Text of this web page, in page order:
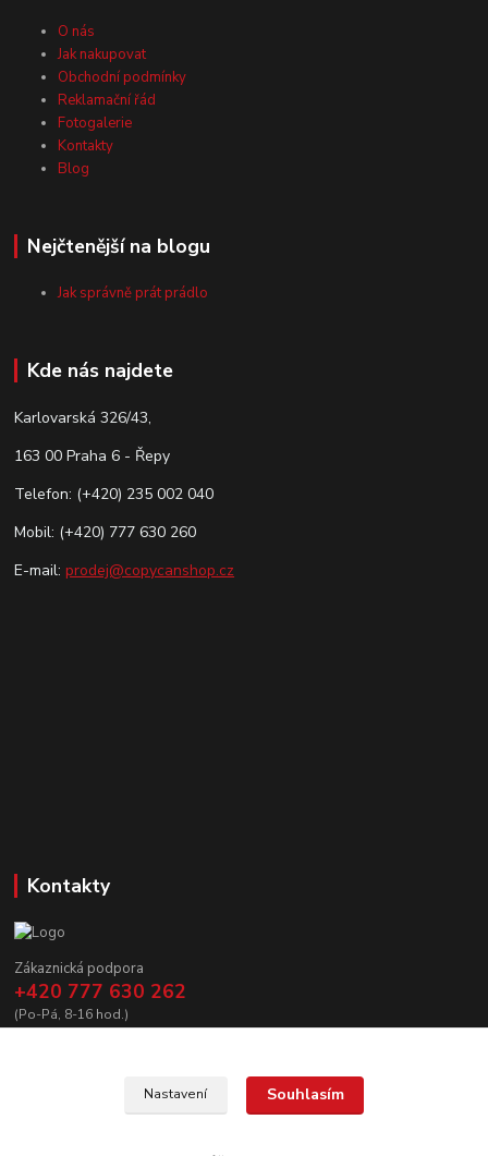
O nás
Jak nakupovat
Obchodní podmínky
Reklamační řád
Fotogalerie
Kontakty
Blog
Nejčtenější na blogu
Jak správně prát prádlo
Kde nás najdete
Karlovarská 326/43,
163 00 Praha 6 - Řepy
Telefon: (+420) 235 002 040
Mobil: (+420) 777 630 260
E-mail: prodej@copycanshop.cz
Kontakty
Zákaznická podpora
+420 777 630 262
(Po-Pá, 8-16 hod.)
Nastavení Souhlasím